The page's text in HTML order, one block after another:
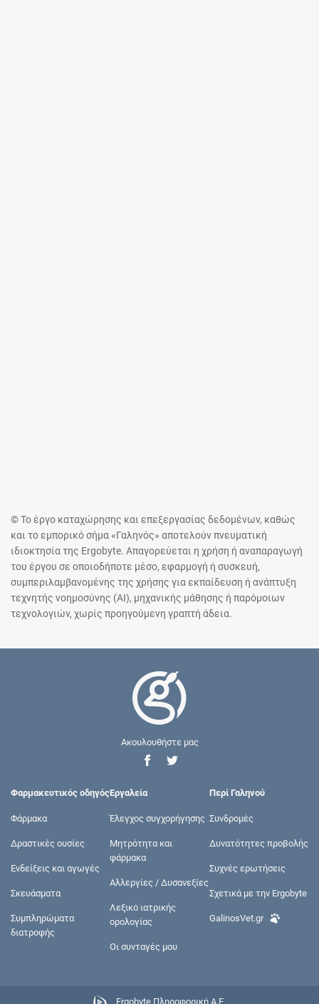
© Το έργο καταχώρησης και επεξεργασίας δεδομένων, καθώς
και το εμπορικό σήμα «Γαληνός» αποτελούν πνευματική
ιδιοκτησία της Ergobyte. Απαγορεύεται η χρήση ή αναπαραγωγή
του έργου σε οποιοδήποτε μέσο, εφαρμογή ή συσκευή,
συμπεριλαμβανομένης της χρήσης για εκπαίδευση ή ανάπτυξη
τεχνητής νοημοσύνης (AI), μηχανικής μάθησης ή παρόμοιων
τεχνολογιών, χωρίς προηγούμενη γραπτή άδεια.
Ακουλουθήστε μας
Φαρμακευτικός οδηγός
Φάρμακα
Δραστικές ουσίες
Ενδείξεις και αγωγές
Σκευάσματα
Συμπληρώματα
διατροφής
Εργαλεία
Έλεγχος συγχορήγησης
Μητρότητα και
φάρμακα
Αλλεργίες / Δυσανεξίες
Λεξικό ιατρικής
ορολογίας
Οι συνταγές μου
Περί Γαληνού
Συνδρομές
Δυνατότητες προβολής
Συχνές ερωτήσεις
Σχετικά με την Ergobyte
GalinosVet.gr
Ergobyte Πληροφορική Α.Ε.